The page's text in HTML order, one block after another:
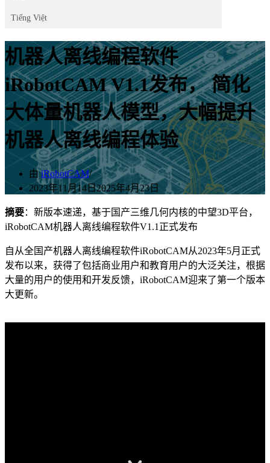
Tiếng Việt
机器人离线编程软件
iRobotCAM V1.1发布， 简化
大体量机器人模型，大幅提升
机器人离线编程体验
由iRobotCAM
2023年11月14日2025年4月23日
摘要：新版本速递，基于国产三维几何内核的中望3D平台，
iRobotCAM机器人离线编程软件V1.1正式发布
自从全国产机器人离线编程软件iRobotCAM从2023年5月正式
发布以来，获得了包括商业用户和教育用户的大泛关注，根据
大量的用户的使用和开发反馈，iRobotCAM迎来了第一个版本
大更新。